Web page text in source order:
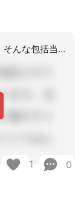
お疲れ様です。お断りしますね、私なら。そんな包括当地にはありませが・・。
1 0